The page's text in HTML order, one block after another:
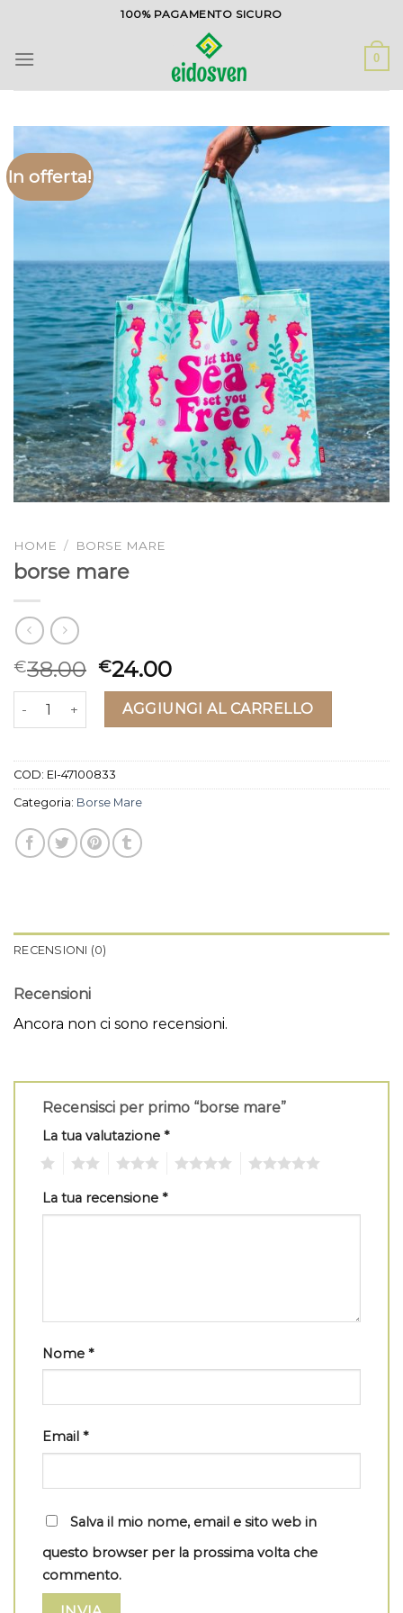
contenuti
100% PAGAMENTO SICURO
0
In offerta!
HOME / BORSE MARE
borse mare
€38.00 €24.00
borse mare quantitàAGGIUNGI AL CARRELLO
COD: EI-47100833
Categoria: Borse Mare
RECENSIONI (0)
Recensioni
Ancora non ci sono recensioni.
Recensisci per primo “borse mare”
La tua valutazione *
La tua recensione *
Nome *
Email *
Salva il mio nome, email e sito web in
questo browser per la prossima volta che
commento.